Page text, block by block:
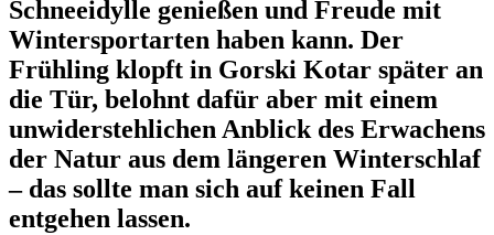
Schneeidylle genießen und Freude mit
Wintersportarten haben kann. Der
Frühling klopft in Gorski Kotar später an
die Tür, belohnt dafür aber mit einem
unwiderstehlichen Anblick des Erwachens
der Natur aus dem längeren Winterschlaf
– das sollte man sich auf keinen Fall
entgehen lassen.